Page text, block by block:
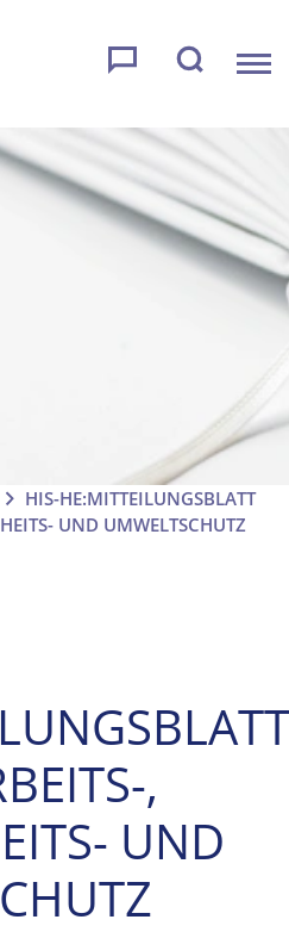
HIS-HE:MITTEILUNGSBLATT
UND UMWELTSCHUTZ
,
UND